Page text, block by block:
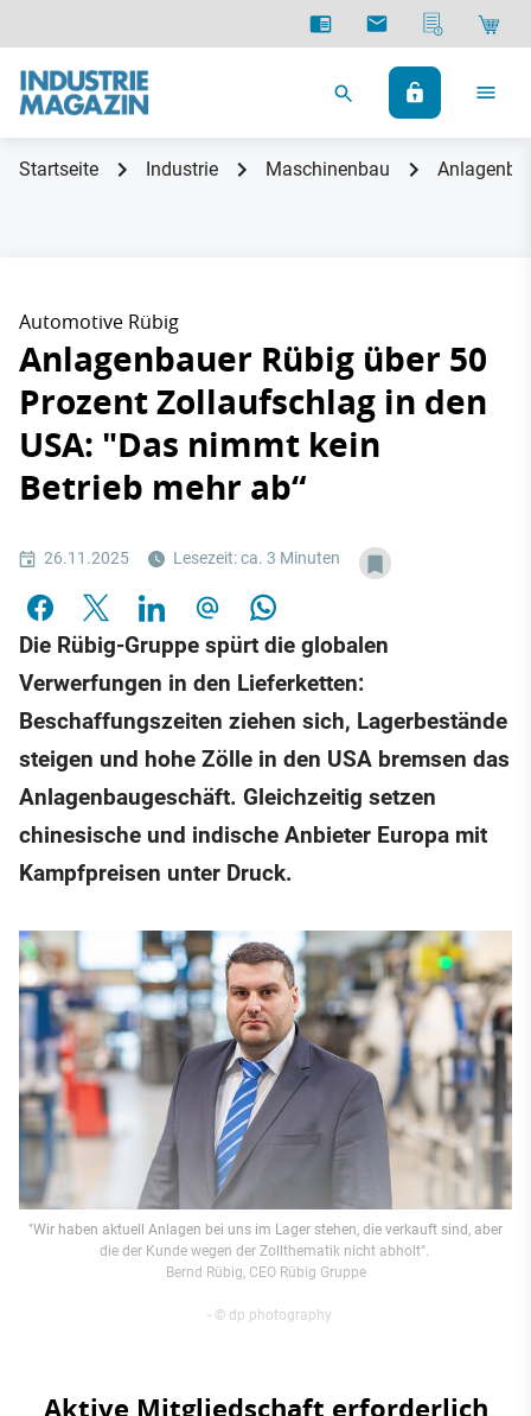
Startseite Industrie Maschinenbau
Automotive Rübig
Anlagenbauer Rübig über 50
Prozent Zollaufschlag in den
USA: "Das nimmt kein
Betrieb mehr ab“
26.11.2025 Lesezeit: ca. 3 Minuten
Die Rübig-Gruppe spürt die globalen
Verwerfungen in den Lieferketten:
Beschaffungszeiten ziehen sich, Lagerbestände
steigen und hohe Zölle in den USA bremsen das
Anlagenbaugeschäft. Gleichzeitig setzen
chinesische und indische Anbieter Europa mit
Kampfpreisen unter Druck.
"Wir haben aktuell Anlagen bei uns im Lager stehen, die verkauft sind, aber
die der Kunde wegen der Zollthematik nicht abholt".
Bernd Rübig, CEO Rübig Gruppe
- © dp photography
Aktive Mitgliedschaft erforderlich